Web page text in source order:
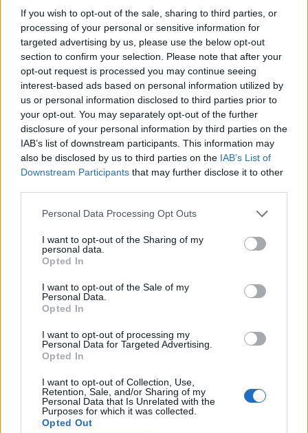
If you wish to opt-out of the sale, sharing to third parties, or
processing of your personal or sensitive information for
targeted advertising by us, please use the below opt-out
section to confirm your selection. Please note that after your
opt-out request is processed you may continue seeing
interest-based ads based on personal information utilized by
us or personal information disclosed to third parties prior to
your opt-out. You may separately opt-out of the further
disclosure of your personal information by third parties on the
IAB’s list of downstream participants. This information may
also be disclosed by us to third parties on the IAB’s List of
Downstream Participants that may further disclose it to other
Personal Data Processing Opt Outs
I want to opt-out of the Sharing of my
personal data.
Opted In
I want to opt-out of the Sale of my
Personal Data.
Opted In
I want to opt-out of processing my
Personal Data for Targeted Advertising.
Opted In
I want to opt-out of Collection, Use,
Retention, Sale, and/or Sharing of my
Personal Data that Is Unrelated with the
Purposes for which it was collected.
Opted Out
Colheita de sangue regressa ao
Hospital Sousa Martins durante o mês
de agosto
ULS da Guarda assinala o Dia Mundial
do Cancro do Pulmão com mostra de
sensibilização aberta à comunidade